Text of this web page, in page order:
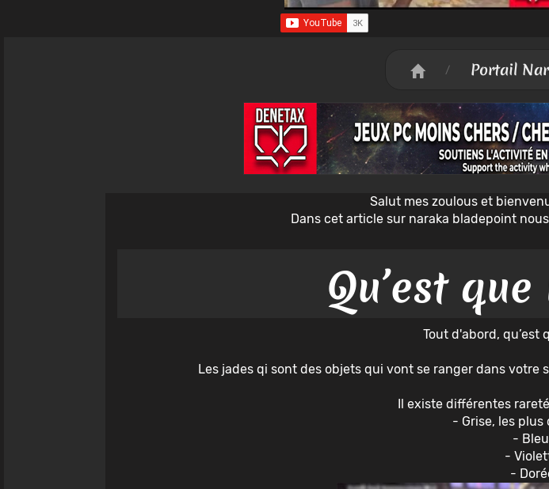
/ Portail
Salut mes zoulous et
Dans cet article sur naraka bladepoint
Qu’est
Tout d'abord, qu’est
Les jades qi sont des objets qui vont se ranger dans
Il existe différentes
- Grise, les plus
-
-
-